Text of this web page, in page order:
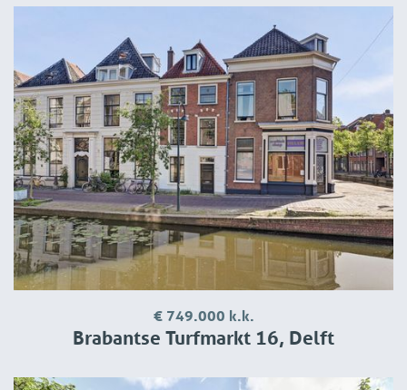
€ 749.000 k.k.
Brabantse Turfmarkt 16, Delft